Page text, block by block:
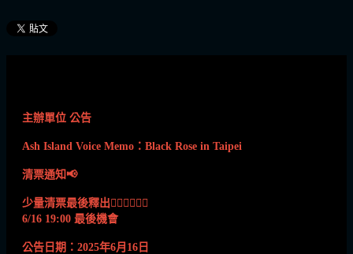
主辦單位 公告
Ash Island Voice Memo：Black Rose in Taipei
清票通知📢
少量清票最後釋出👉🏻👉🏻👉🏻
6/16 19:00 最後機會
公告日期：2025年6月16日